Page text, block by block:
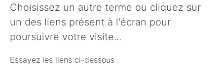
Choisissez un autre terme ou cliquez sur
un des liens présent à l'écran pour
poursuivre votre visite...
Essayez les liens ci-dessous :